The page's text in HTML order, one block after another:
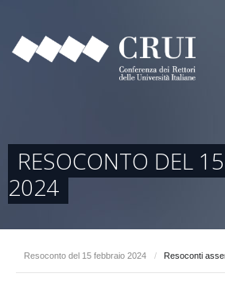
RESOCONTO DEL
2024
Resoconto del 15 febbraio 2024 / Resoconti